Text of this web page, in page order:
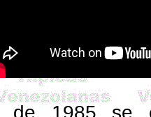
de 1985 se